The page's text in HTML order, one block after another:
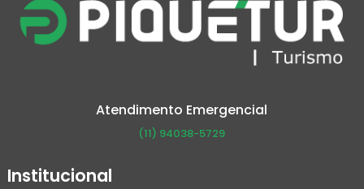
Atendimento Emergencial
(11) 94038-5729
Institucional